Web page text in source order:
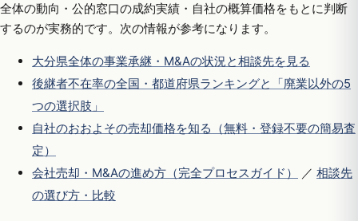
全体の動向・公的窓口の成約実績・自社の概算価格をもとに判断
するのが実務的です。次の情報が参考になります。
大分県全体の事業承継・M&Aの状況と相談先を見る
後継者不在率の全国・都道府県ランキングと「廃業以外の5
つの選択肢」
自社のおおよその売却価格を知る（無料・登録不要の簡易査
定）
会社売却・M&Aの進め方（完全プロセスガイド）
／ 相談先
の選び方・比較